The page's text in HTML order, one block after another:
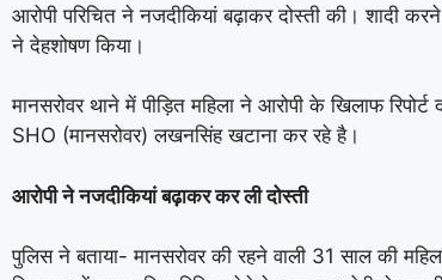
आरोपी परिचित ने नजदीकियां बढ़ाकर दोस्ती की। शादी
ने देहशोषण किया।
मानसरोवर थाने में पीड़ित महिला ने आरोपी के खिलाफ
SHO (मानसरोवर) लखनसिंह खटाना कर रहे है।
आरोपी ने नजदीकियां बढ़ाकर कर ली दोस्ती
पुलिस ने बताया- मानसरोवर की रहने वाली 31 साल की